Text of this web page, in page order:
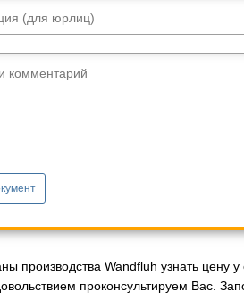
(для юрлиц)
комментарий
производства Wandfluh узнать цену
проконсультируем Вас.